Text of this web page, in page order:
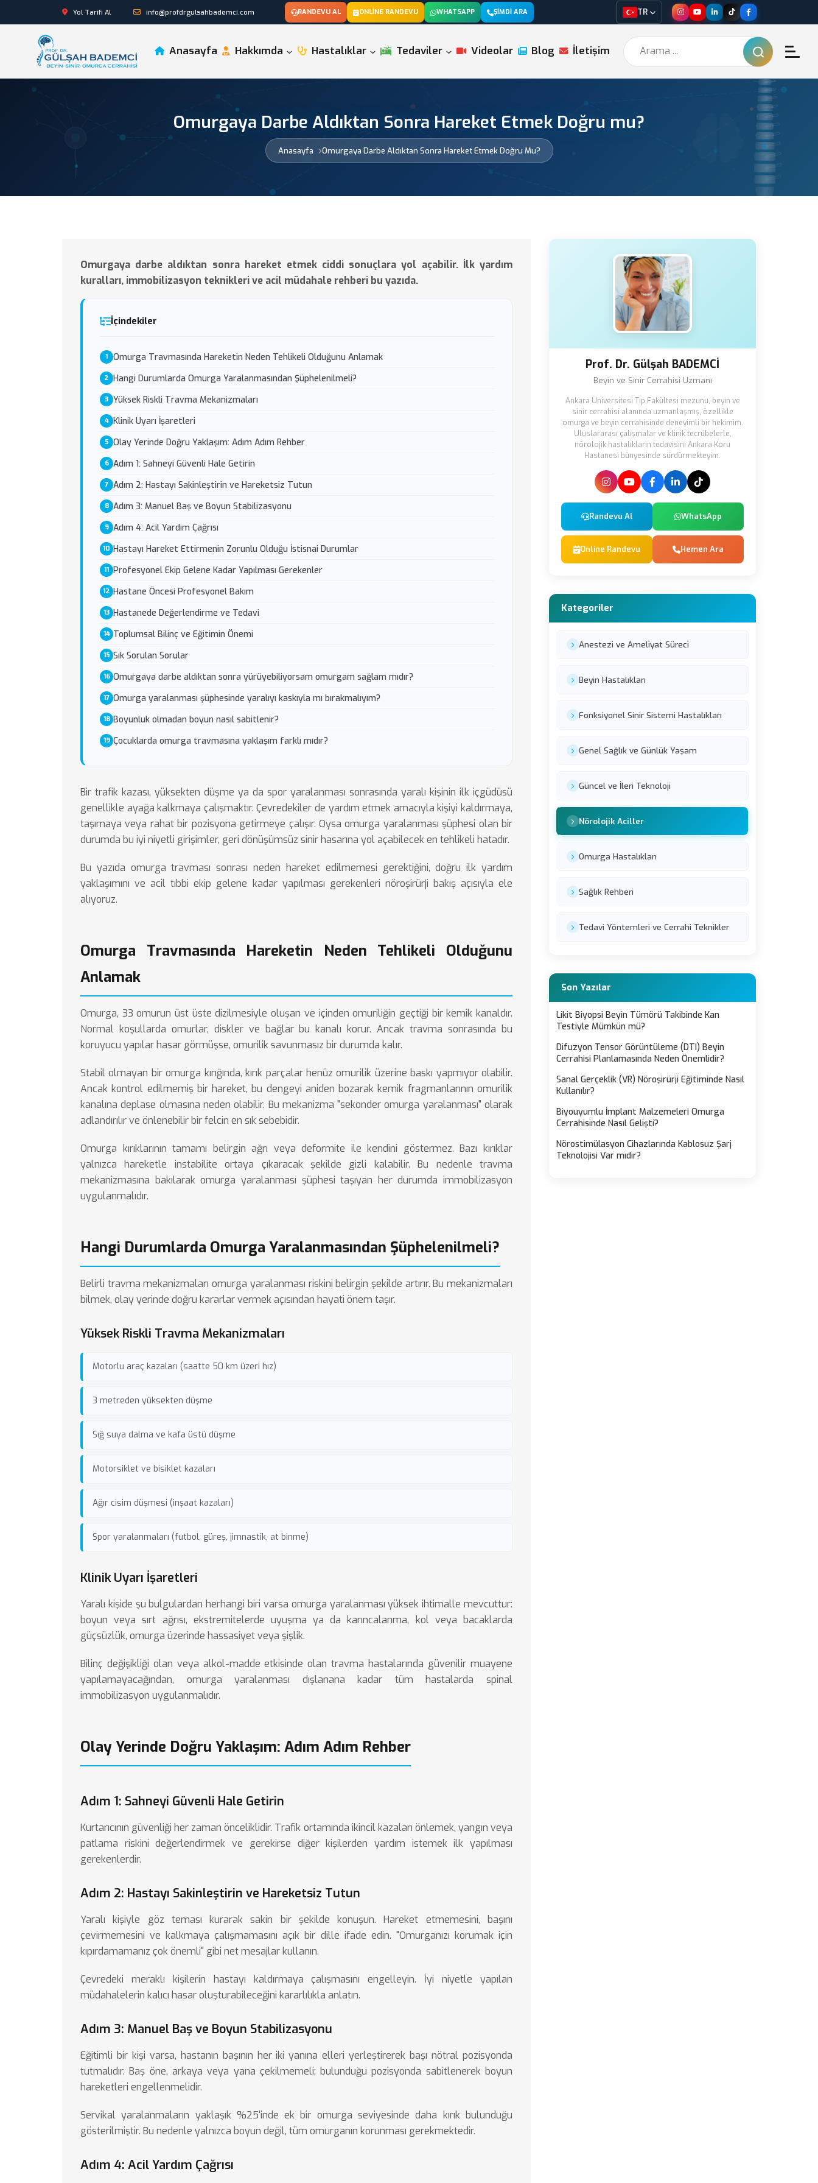
Yol Tarifi Al info@profdrgulsahbademci.com RANDEVU AL ONLINE RANDEVU WHATSAPP ŞIMDI ARA TR
Anasayfa Hakkımda Hastalıklar Tedaviler Videolar Blog İletişim
Omurgaya Darbe Aldıktan Sonra Hareket Etmek Doğru mu?
Anasayfa Omurgaya Darbe Aldıktan Sonra Hareket Etmek Doğru Mu?
Omurgaya darbe aldıktan sonra hareket etmek ciddi sonuçlara yol açabilir. İlk yardım
kuralları, immobilizasyon teknikleri ve acil müdahale rehberi bu yazıda.
İçindekiler
Omurga Travmasında Hareketin Neden Tehlikeli Olduğunu Anlamak
Hangi Durumlarda Omurga Yaralanmasından Şüphelenilmeli?
Yüksek Riskli Travma Mekanizmaları
Klinik Uyarı İşaretleri
Olay Yerinde Doğru Yaklaşım: Adım Adım Rehber
Adım 1: Sahneyi Güvenli Hale Getirin
Adım 2: Hastayı Sakinleştirin ve Hareketsiz Tutun
Adım 3: Manuel Baş ve Boyun Stabilizasyonu
Adım 4: Acil Yardım Çağrısı
Hastayı Hareket Ettirmenin Zorunlu Olduğu İstisnai Durumlar
Profesyonel Ekip Gelene Kadar Yapılması Gerekenler
Hastane Öncesi Profesyonel Bakım
Hastanede Değerlendirme ve Tedavi
Toplumsal Bilinç ve Eğitimin Önemi
Sık Sorulan Sorular
Omurgaya darbe aldıktan sonra yürüyebiliyorsam omurgam sağlam mıdır?
Omurga yaralanması şüphesinde yaralıyı kaskıyla mı bırakmalıyım?
Boyunluk olmadan boyun nasıl sabitlenir?
Çocuklarda omurga travmasına yaklaşım farklı mıdır?
Bir trafik kazası, yüksekten düşme ya da spor yaralanması sonrasında yaralı kişinin ilk içgüdüsü
genellikle ayağa kalkmaya çalışmaktır. Çevredekiler de yardım etmek amacıyla kişiyi kaldırmaya,
taşımaya veya rahat bir pozisyona getirmeye çalışır. Oysa omurga yaralanması şüphesi olan bir
durumda bu iyi niyetli girişimler, geri dönüşümsüz sinir hasarına yol açabilecek en tehlikeli hatadır.
Bu yazıda omurga travması sonrası neden hareket edilmemesi gerektiğini, doğru ilk yardım
yaklaşımını ve acil tıbbi ekip gelene kadar yapılması gerekenleri nöroşirürji bakış açısıyla ele
alıyoruz.
Omurga Travmasında Hareketin Neden Tehlikeli Olduğunu
Anlamak
Omurga, 33 omurun üst üste dizilmesiyle oluşan ve içinden omuriliğin geçtiği bir kemik kanaldır.
Normal koşullarda omurlar, diskler ve bağlar bu kanalı korur. Ancak travma sonrasında bu
koruyucu yapılar hasar görmüşse, omurilik savunmasız bir durumda kalır.
Stabil olmayan bir omurga kırığında, kırık parçalar henüz omurilik üzerine baskı yapmıyor olabilir.
Ancak kontrol edilmemiş bir hareket, bu dengeyi aniden bozarak kemik fragmanlarının omurilik
kanalına deplase olmasına neden olabilir. Bu mekanizma "sekonder omurga yaralanması" olarak
adlandırılır ve önlenebilir bir felcin en sık sebebidir.
Omurga kırıklarının tamamı belirgin ağrı veya deformite ile kendini göstermez. Bazı kırıklar
yalnızca hareketle instabilite ortaya çıkaracak şekilde gizli kalabilir. Bu nedenle travma
mekanizmasına bakılarak omurga yaralanması şüphesi taşıyan her durumda immobilizasyon
uygulanmalıdır.
Hangi Durumlarda Omurga Yaralanmasından Şüphelenilmeli?
Belirli travma mekanizmaları omurga yaralanması riskini belirgin şekilde artırır. Bu mekanizmaları
bilmek, olay yerinde doğru kararlar vermek açısından hayati önem taşır.
Yüksek Riskli Travma Mekanizmaları
Motorlu araç kazaları (saatte 50 km üzeri hız)
3 metreden yüksekten düşme
Sığ suya dalma ve kafa üstü düşme
Motorsiklet ve bisiklet kazaları
Ağır cisim düşmesi (inşaat kazaları)
Spor yaralanmaları (futbol, güreş, jimnastik, at binme)
Klinik Uyarı İşaretleri
Yaralı kişide şu bulgulardan herhangi biri varsa omurga yaralanması yüksek ihtimalle mevcuttur:
boyun veya sırt ağrısı, ekstremitelerde uyuşma ya da karıncalanma, kol veya bacaklarda
güçsüzlük, omurga üzerinde hassasiyet veya şişlik.
Bilinç değişikliği olan veya alkol-madde etkisinde olan travma hastalarında güvenilir muayene
yapılamayacağından, omurga yaralanması dışlanana kadar tüm hastalarda spinal
immobilizasyon uygulanmalıdır.
Olay Yerinde Doğru Yaklaşım: Adım Adım Rehber
Adım 1: Sahneyi Güvenli Hale Getirin
Kurtarıcının güvenliği her zaman önceliklidir. Trafik ortamında ikincil kazaları önlemek, yangın veya
patlama riskini değerlendirmek ve gerekirse diğer kişilerden yardım istemek ilk yapılması
gerekenlerdir.
Adım 2: Hastayı Sakinleştirin ve Hareketsiz Tutun
Yaralı kişiyle göz teması kurarak sakin bir şekilde konuşun. Hareket etmemesini, başını
çevirmemesini ve kalkmaya çalışmamasını açık bir dille ifade edin. "Omurganızı korumak için
kıpırdamamanız çok önemli" gibi net mesajlar kullanın.
Çevredeki meraklı kişilerin hastayı kaldırmaya çalışmasını engelleyin. İyi niyetle yapılan
müdahalelerin kalıcı hasar oluşturabileceğini kararlılıkla anlatın.
Adım 3: Manuel Baş ve Boyun Stabilizasyonu
Eğitimli bir kişi varsa, hastanın başının her iki yanına elleri yerleştirerek başı nötral pozisyonda
tutmalıdır. Baş öne, arkaya veya yana çekilmemeli; bulunduğu pozisyonda sabitlenerek boyun
hareketleri engellenmelidir.
Servikal yaralanmaların yaklaşık %25'inde ek bir omurga seviyesinde daha kırık bulunduğu
gösterilmiştir. Bu nedenle yalnızca boyun değil, tüm omurganın korunması gerekmektedir.
Adım 4: Acil Yardım Çağrısı
Prof. Dr. Gülşah BADEMCİ
Beyin ve Sinir Cerrahisi Uzmanı
Ankara Üniversitesi Tıp Fakültesi mezunu, beyin ve
sinir cerrahisi alanında uzmanlaşmış, özellikle
omurga ve beyin cerrahisinde deneyimli bir hekimim.
Uluslararası çalışmalar ve klinik tecrübelerle,
nörolojik hastalıkların tedavisini Ankara Koru
Hastanesi bünyesinde sürdürmekteyim.
Randevu Al WhatsApp
Online Randevu Hemen Ara
Kategoriler
Anestezi ve Ameliyat Süreci
Beyin Hastalıkları
Fonksiyonel Sinir Sistemi Hastalıkları
Genel Sağlık ve Günlük Yaşam
Güncel ve İleri Teknoloji
Nörolojik Aciller
Omurga Hastalıkları
Sağlık Rehberi
Tedavi Yöntemleri ve Cerrahi Teknikler
Son Yazılar
Likit Biyopsi Beyin Tümörü Takibinde Kan
Testiyle Mümkün mü?
Difuzyon Tensor Görüntüleme (DTI) Beyin
Cerrahisi Planlamasında Neden Önemlidir?
Sanal Gerçeklik (VR) Nöroşirürji Eğitiminde Nasıl
Kullanılır?
Biyouyumlu İmplant Malzemeleri Omurga
Cerrahisinde Nasıl Gelişti?
Nörostimülasyon Cihazlarında Kablosuz Şarj
Teknolojisi Var mıdır?